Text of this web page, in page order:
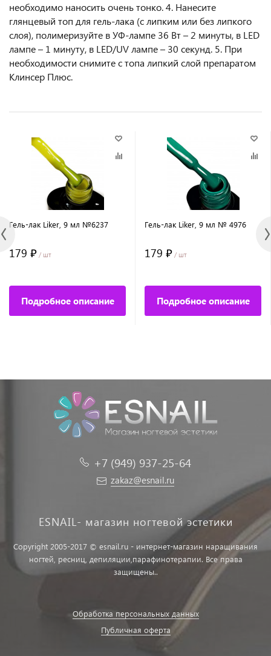
необходимо наносить очень тонко. 4. Нанесите
глянцевый топ для гель-лака (с липким или без липкого
слоя), полимеризуйте в УФ-лампе 36 Вт – 2 минуты, в LED
лампе – 1 минуту, в LED/UV лампе – 30 секунд. 5. При
необходимости снимите с топа липкий слой препаратом
Клинсер Плюс.
Гель-лак Liker, 9 мл №6237
179 ₽ / шт
Подробное описание
Гель-лак Liker, 9 мл № 4976
179 ₽ / шт
Подробное описание
+7 (949) 937-25-64
zakaz@esnail.ru
ESNAIL- магазин ногтевой эстетики
Copyright 2005-2017 © esnail.ru - интернет-магазин наращивания
ногтей, ресниц, депиляции,парафинотерапии. Все права
защищены..
Обработка персональных данных
Публичная оферта